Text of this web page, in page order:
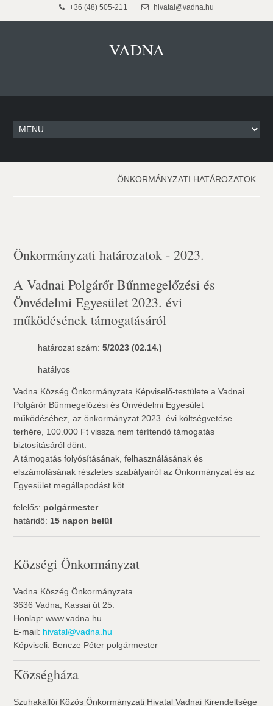
+36 (48) 505-211 hivatal@vadna.hu
VADNA
ÖNKORMÁNYZATI HATÁROZATOK
Önkormányzati határozatok - 2023.
A Vadnai Polgárőr Bűnmegelőzési és
Önvédelmi Egyesület 2023. évi
működésének támogatásáról
határozat szám:5/2023 (02.14.)
hatályos
Vadna Község Önkormányzata Képviselő-testülete a Vadnai
Polgárőr Bűnmegelőzési és Önvédelmi Egyesület
működéséhez, az önkormányzat 2023. évi költségvetése
terhére, 100.000 Ft vissza nem térítendő támogatás
biztosításáról dönt.
A támogatás folyósításának, felhasználásának és
elszámolásának részletes szabályairól az Önkormányzat és az
Egyesület megállapodást köt.
felelős: polgármester
határidő: 15 napon belül
Községi Önkormányzat
Vadna Köszég Önkormányzata
3636 Vadna, Kassai út 25.
Honlap: www.vadna.hu
E-mail: hivatal@vadna.hu
Képviseli: Bencze Péter polgármester
Községháza
Szuhakállói Közös Önkormányzati Hivatal Vadnai Kirendeltsége